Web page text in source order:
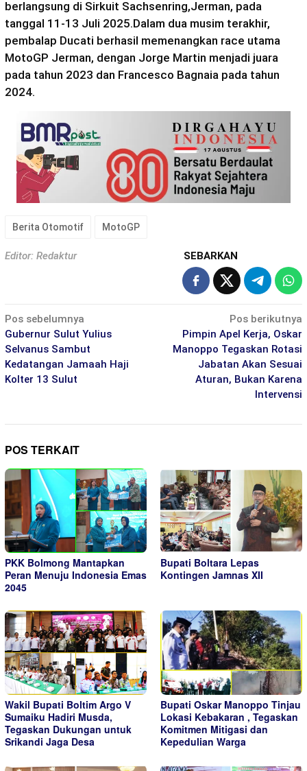
berlangsung di Sirkuit Sachsenring,Jerman, pada
tanggal 11-13 Juli 2025.Dalam dua musim terakhir,
pembalap Ducati berhasil memenangkan race utama
MotoGP Jerman, dengan Jorge Martin menjadi juara
pada tahun 2023 dan Francesco Bagnaia pada tahun
2024.
Berita Otomotif MotoGP
Editor: Redaktur SEBARKAN
Navigasi
pos
Pos sebelumnya
Gubernur Sulut Yulius
Selvanus Sambut
Kedatangan Jamaah Haji
Kolter 13 Sulut
Pos berikutnya
Pimpin Apel Kerja, Oskar
Manoppo Tegaskan Rotasi
Jabatan Akan Sesuai
Aturan, Bukan Karena
Intervensi
POS TERKAIT
PKK Bolmong Mantapkan
Peran Menuju Indonesia Emas
2045
Bupati Boltara Lepas
Kontingen Jamnas XII
Wakil Bupati Boltim Argo V
Sumaiku Hadiri Musda,
Tegaskan Dukungan untuk
Srikandi Jaga Desa
Bupati Oskar Manoppo Tinjau
Lokasi Kebakaran , Tegaskan
Komitmen Mitigasi dan
Kepedulian Warga